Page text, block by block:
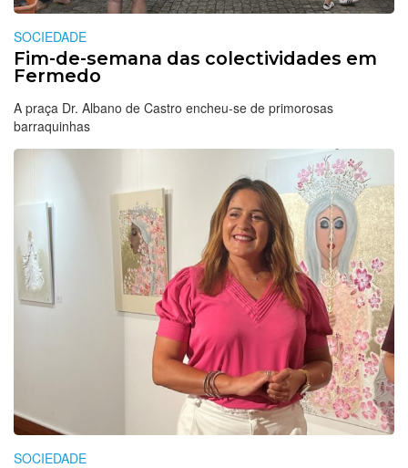
SOCIEDADE
Fim-de-semana das colectividades em
Fermedo
A praça Dr. Albano de Castro encheu-se de primorosas
barraquinhas
SOCIEDADE